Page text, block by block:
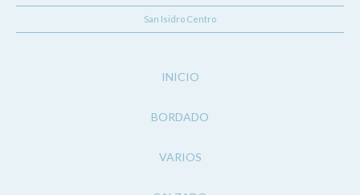
San Isidro Centro
INICIO
BORDADO
VARIOS